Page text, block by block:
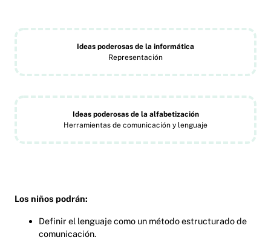
Ideas poderosas de la informática
Representación
Ideas poderosas de la alfabetización
Herramientas de comunicación y lenguaje
Los niños podrán:
Definir el lenguaje como un método estructurado de
comunicación.